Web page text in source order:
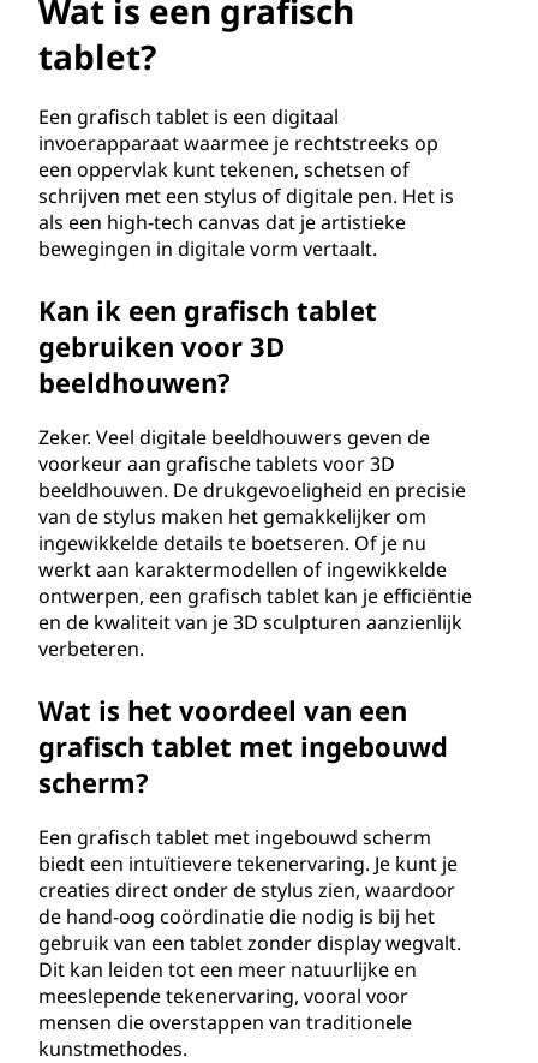
Wat is een grafisch
tablet?
Een grafisch tablet is een digitaal
invoerapparaat waarmee je rechtstreeks op
een oppervlak kunt tekenen, schetsen of
schrijven met een stylus of digitale pen. Het is
als een high-tech canvas dat je artistieke
bewegingen in digitale vorm vertaalt.
Kan ik een grafisch tablet
gebruiken voor 3D
beeldhouwen?
Zeker. Veel digitale beeldhouwers geven de
voorkeur aan grafische tablets voor 3D
beeldhouwen. De drukgevoeligheid en precisie
van de stylus maken het gemakkelijker om
ingewikkelde details te boetseren. Of je nu
werkt aan karaktermodellen of ingewikkelde
ontwerpen, een grafisch tablet kan je efficiëntie
en de kwaliteit van je 3D sculpturen aanzienlijk
verbeteren.
Wat is het voordeel van een
grafisch tablet met ingebouwd
scherm?
Een grafisch tablet met ingebouwd scherm
biedt een intuïtievere tekenervaring. Je kunt je
creaties direct onder de stylus zien, waardoor
de hand-oog coördinatie die nodig is bij het
gebruik van een tablet zonder display wegvalt.
Dit kan leiden tot een meer natuurlijke en
meeslepende tekenervaring, vooral voor
mensen die overstappen van traditionele
kunstmethodes.